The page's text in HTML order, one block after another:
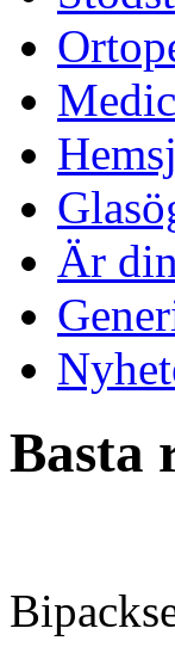
Är
Basta